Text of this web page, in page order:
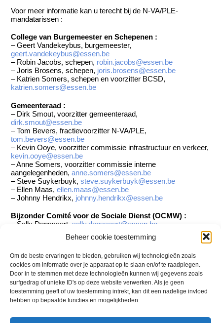
Beheer cookie toestemming
Om de beste ervaringen te bieden, gebruiken wij technologieën zoals
cookies om informatie over je apparaat op te slaan en/of te raadplegen.
Door in te stemmen met deze technologieën kunnen wij gegevens zoals
surfgedrag of unieke ID's op deze website verwerken. Als je geen
toestemming geeft of uw toestemming intrekt, kan dit een nadelige invloed
hebben op bepaalde functies en mogelijkheden.
Voor meer informatie kan u terecht bij de N-VA/PLE-
mandatarissen :
College van Burgemeester en Schepenen :
– Geert Vandekeybus, burgemeester,
geert.vandekeybus@essen.be
– Robin Jacobs, schepen, robin.jacobs@essen.be
– Joris Brosens, schepen, joris.brosens@essen.be
– Katrien Somers, schepen en voorzitter BCSD,
katrien.somers@essen.be
Gemeenteraad :
– Dirk Smout, voorzitter gemeenteraad,
dirk.smout@essen.be
– Tom Bevers, fractievoorzitter N-VA/PLE,
tom.bevers@essen.be
– Kevin Ooye, voorzitter commissie infrastructuur en verkeer,
kevin.ooye@essen.be
– Anne Somers, voorzitter commissie interne
aangelegenheden,anne.somers@essen.be
– Steve Suykerbuyk,steve.suykerbuyk@essen.be
– Ellen Maas,ellen.maas@essen.be
– Johnny Hendrikx, johnny.hendrikx@essen.be
Bijzonder Comité voor de Sociale Dienst (OCMW) :
– Sally Danssaert,sally.danssaert@essen.be
koen.neelen@essen.be
– Josée Van Doren,josee.vandoren@essen.be
Politieraad :Dirk Smout, Kevin Ooye, Steve Suykerbuyk
Voorzitter N-VA :Steve Suykerbuyk,
steve.suykerbuyk@nvaple.be
Voorzitter PLE :Koen Neelen,koen.neelen@nvaple.be